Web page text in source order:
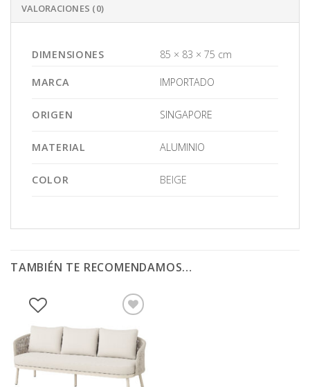
VALORACIONES (0)
DIMENSIONES 85 × 83 × 75 cm
MARCA IMPORTADO
ORIGEN SINGAPORE
MATERIAL ALUMINIO
COLOR BEIGE
TAMBIÉN TE RECOMENDAMOS…